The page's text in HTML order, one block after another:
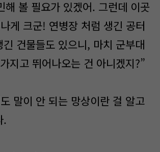
해 볼 필요가 있겠어. 그런데 이곳
게 크군! 연병장 처럼 생긴 공터
건물들도 있으니, 마치 군부대
지고 뛰어나오는 건 아니겠지?”
말이 안 되는 망상이란 걸 알고
.